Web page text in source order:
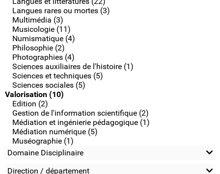
Langues rares ou mortes (3)
Multimédia (3)
Musicologie (11)
Numismatique (4)
Philosophie (2)
Photographies (4)
Sciences auxiliaires de l'histoire (1)
Sciences et techniques (5)
Sciences sociales (5)
Valorisation (10)
Edition (2)
Gestion de l'information scientifique (2)
Médiation et ingénierie pédagogique (1)
Médiation numérique (5)
Muséographie (1)
Domaine Disciplinaire
Direction / département